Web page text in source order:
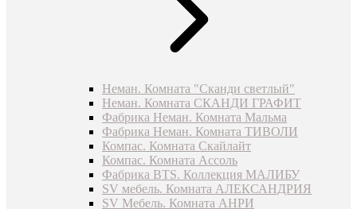
Неман. Комната "Сканди светлый"
Неман. Комната СКАНДИ ГРАФИТ
Фабрика Неман. Комната Мальма
Фабрика Неман. Комната ТИВОЛИ
Компас. Комната Скайлайт
Компас. Комната Ассоль
Фабрика BTS. Коллекция МАЛИБУ
SV мебель. Комната АЛЕКСАНДРИЯ
SV Мебель. Комната АНРИ